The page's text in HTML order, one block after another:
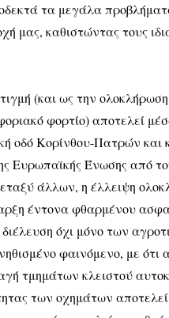
τα μεγάλα
μας, καθιστώντας τους
(και ως την
φορτίο) αποτελεί
οδό Κορίνθου-Πατρών
Ευρωπαϊκής Ένωσης από
άλλων, η έλλειψη
έντονα φθαρμένου
διέλευση όχι μόνο των
φαινόμενο, με
τμημάτων κλειστού
των οχημάτων